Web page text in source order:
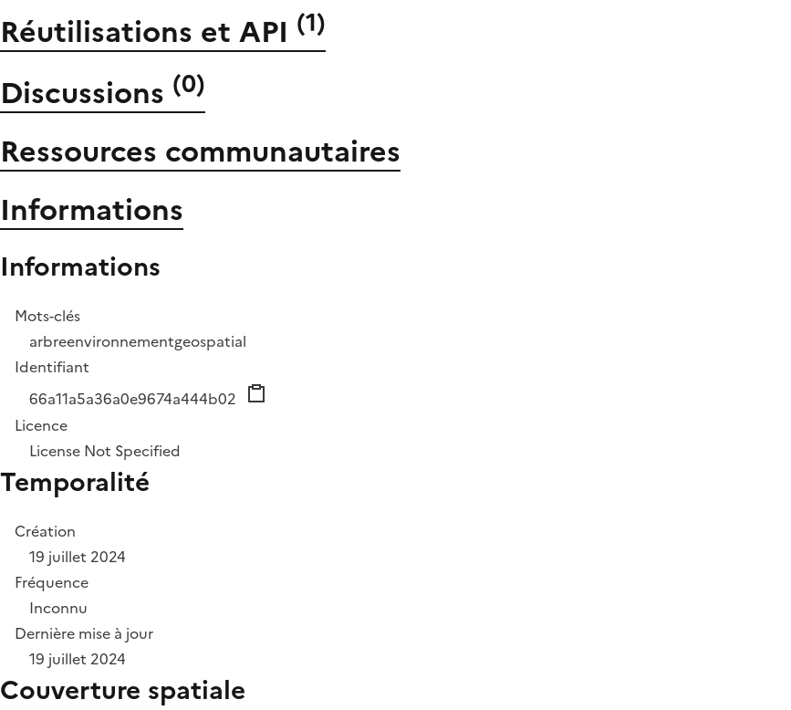
Réutilisations et API (1)
Discussions (0)
Ressources communautaires
Informations
Informations
Mots-clés
arbreenvironnementgeospatial
Identifiant
66a11a5a36a0e9674a444b02
Licence
License Not Specified
Temporalité
Création
19 juillet 2024
Fréquence
Inconnu
Dernière mise à jour
19 juillet 2024
Couverture spatiale